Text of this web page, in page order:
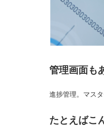
管理画面も
進捗管理。マス
たとえばこ